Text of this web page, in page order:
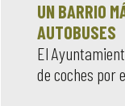
UN BARRIO
AUTOBUSES
El
de coches por